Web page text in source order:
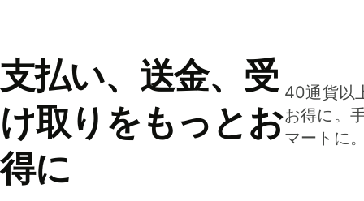
支払い、送金、受
け取りをもっとお
得に
40通貨以
お得に。
マートに